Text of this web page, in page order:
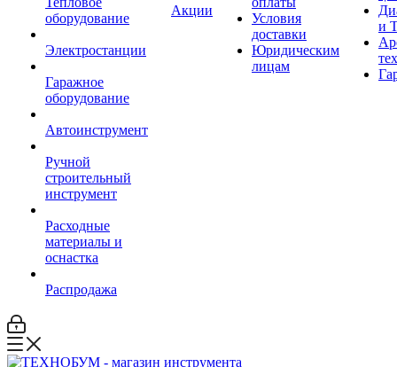
оборудование
Электростанции
Гаражное
оборудование
Автоинструмент
Ручной
строительный
инструмент
Расходные
материалы и
оснастка
Распродажа
Акции
Условия
доставки
Юридическим
лицам
и